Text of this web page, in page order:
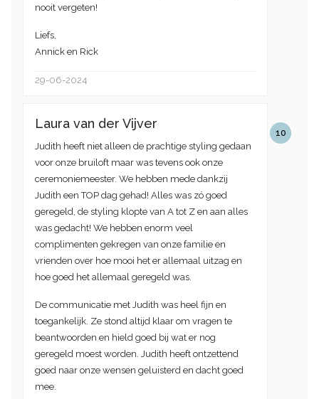
nooit vergeten!
Liefs,
Annick en Rick
29-06-2024
10
Laura van der Vijver
Judith heeft niet alleen de prachtige styling gedaan
voor onze bruiloft maar was tevens ook onze
ceremoniemeester. We hebben mede dankzij
Judith een TOP dag gehad! Alles was zó goed
geregeld, de styling klopte van A tot Z en aan alles
was gedacht! We hebben enorm veel
complimenten gekregen van onze familie en
vrienden over hoe mooi het er allemaal uitzag en
hoe goed het allemaal geregeld was.
De communicatie met Judith was heel fijn en
toegankelijk. Ze stond altijd klaar om vragen te
beantwoorden en hield goed bij wat er nog
geregeld moest worden. Judith heeft ontzettend
goed naar onze wensen geluisterd en dacht goed
mee.